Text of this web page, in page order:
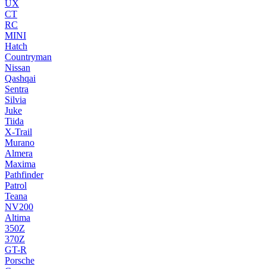
UX
CT
RC
MINI
Hatch
Countryman
Nissan
Qashqai
Sentra
Silvia
Juke
Tiida
X-Trail
Murano
Almera
Maxima
Pathfinder
Patrol
Teana
NV200
Altima
350Z
370Z
GT-R
Porsche